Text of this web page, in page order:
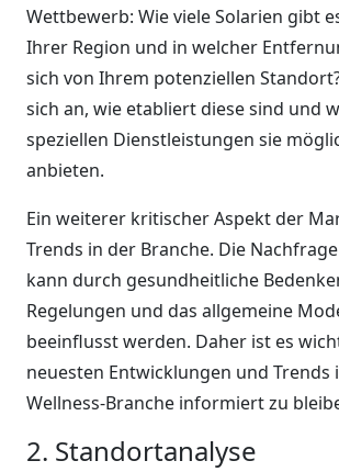
Wettbewerb: Wie viele Solarien gibt
Ihrer Region und in welcher
sich von Ihrem potenziellen
sich an, wie etabliert diese sind und
speziellen Dienstleistungen sie
anbieten.
Ein weiterer kritischer Aspekt der
Trends in der Branche. Die
kann durch gesundheitliche
Regelungen und das allgemeine
beeinflusst werden. Daher ist es
neuesten Entwicklungen und Trends
Wellness-Branche informiert zu
2. Standortanalyse